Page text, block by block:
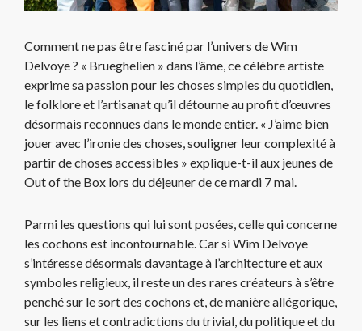
Comment ne pas être fasciné par l’univers de Wim
Delvoye ? « Brueghelien » dans l’âme, ce célèbre artiste
exprime sa passion pour les choses simples du quotidien,
le folklore et l’artisanat qu’il détourne au profit d’œuvres
désormais reconnues dans le monde entier. « J’aime bien
jouer avec l’ironie des choses, souligner leur complexité à
partir de choses accessibles » explique-t-il aux jeunes de
Out of the Box lors du déjeuner de ce mardi 7 mai.
Parmi les questions qui lui sont posées, celle qui concerne
les cochons est incontournable. Car si Wim Delvoye
s’intéresse désormais davantage à l’architecture et aux
symboles religieux, il reste un des rares créateurs à s’être
penché sur le sort des cochons et, de manière allégorique,
sur les liens et contradictions du trivial, du politique et du